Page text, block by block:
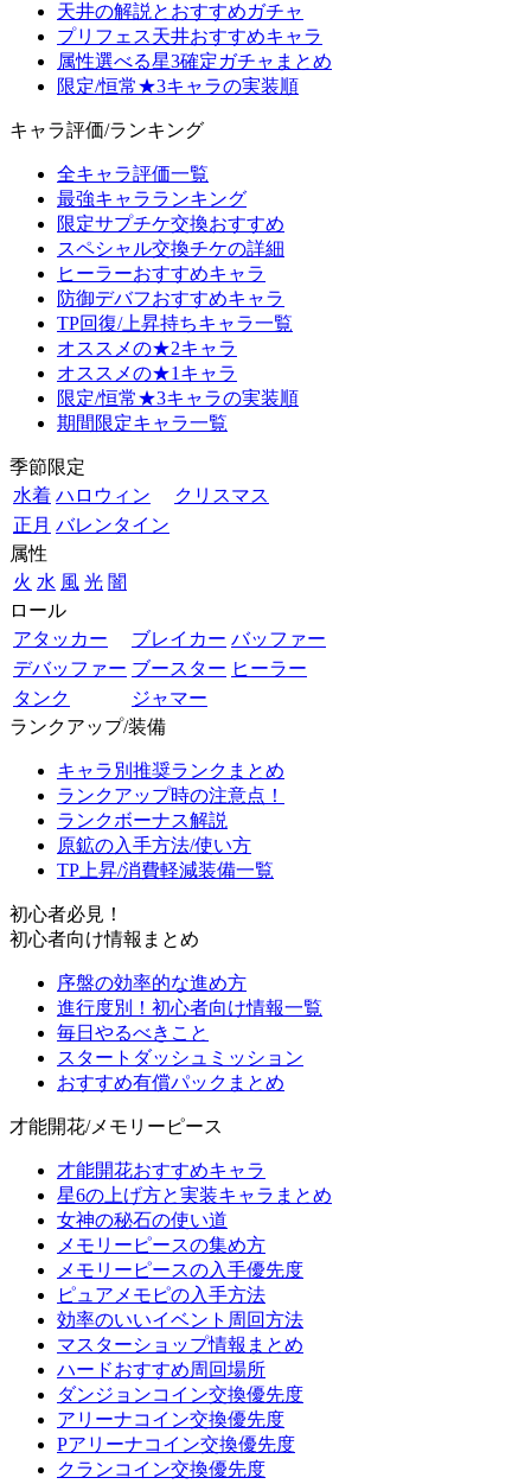
天井の解説とおすすめガチャ
プリフェス天井おすすめキャラ
属性選べる星3確定ガチャまとめ
限定/恒常★3キャラの実装順
キャラ評価/ランキング
全キャラ評価一覧
最強キャラランキング
限定サプチケ交換おすすめ
スペシャル交換チケの詳細
ヒーラーおすすめキャラ
防御デバフおすすめキャラ
TP回復/上昇持ちキャラ一覧
オススメの★2キャラ
オススメの★1キャラ
限定/恒常★3キャラの実装順
期間限定キャラ一覧
季節限定
水着 ハロウィン
クリスマス
正月 バレンタイン
属性
火 水 風 光 闇
ロール
アタッカー
ブレイカー バッファー
デバッファー ブースター ヒーラー
タンク
ジャマー
ランクアップ/装備
キャラ別推奨ランクまとめ
ランクアップ時の注意点！
ランクボーナス解説
原鉱の入手方法/使い方
TP上昇/消費軽減装備一覧
初心者必見！
初心者向け情報まとめ
序盤の効率的な進め方
進行度別！初心者向け情報一覧
毎日やるべきこと
スタートダッシュミッション
おすすめ有償パックまとめ
才能開花/メモリーピース
才能開花おすすめキャラ
星6の上げ方と実装キャラまとめ
女神の秘石の使い道
メモリーピースの集め方
メモリーピースの入手優先度
ピュアメモピの入手方法
効率のいいイベント周回方法
マスターショップ情報まとめ
ハードおすすめ周回場所
ダンジョンコイン交換優先度
アリーナコイン交換優先度
Pアリーナコイン交換優先度
クランコイン交換優先度